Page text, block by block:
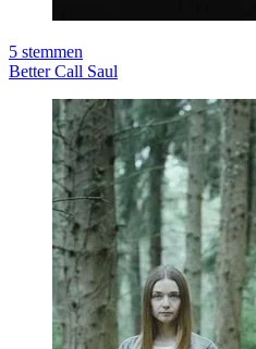
5 stemmen
Better Call Saul